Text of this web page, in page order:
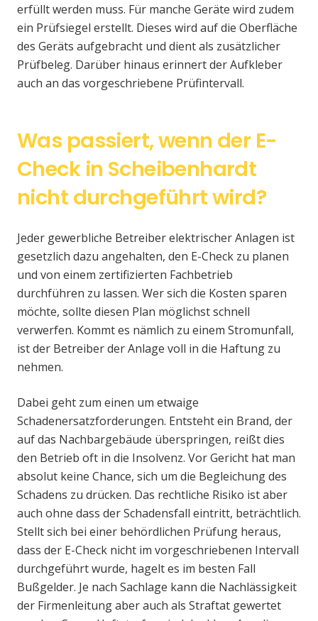
erfüllt werden muss. Für manche Geräte wird zudem
ein Prüfsiegel erstellt. Dieses wird auf die Oberfläche
des Geräts aufgebracht und dient als zusätzlicher
Prüfbeleg. Darüber hinaus erinnert der Aufkleber
auch an das vorgeschriebene Prüfintervall.
Was passiert, wenn der E-
Check in Scheibenhardt
nicht durchgeführt wird?
Jeder gewerbliche Betreiber elektrischer Anlagen ist
gesetzlich dazu angehalten, den E-Check zu planen
und von einem zertifizierten Fachbetrieb
durchführen zu lassen. Wer sich die Kosten sparen
möchte, sollte diesen Plan möglichst schnell
verwerfen. Kommt es nämlich zu einem Stromunfall,
ist der Betreiber der Anlage voll in die Haftung zu
nehmen.
Dabei geht zum einen um etwaige
Schadenersatzforderungen. Entsteht ein Brand, der
auf das Nachbargebäude überspringen, reißt dies
den Betrieb oft in die Insolvenz. Vor Gericht hat man
absolut keine Chance, sich um die Begleichung des
Schadens zu drücken. Das rechtliche Risiko ist aber
auch ohne dass der Schadensfall eintritt, beträchtlich.
Stellt sich bei einer behördlichen Prüfung heraus,
dass der E-Check nicht im vorgeschriebenen Intervall
durchgeführt wurde, hagelt es im besten Fall
Bußgelder. Je nach Sachlage kann die Nachlässigkeit
der Firmenleitung aber auch als Straftat gewertet